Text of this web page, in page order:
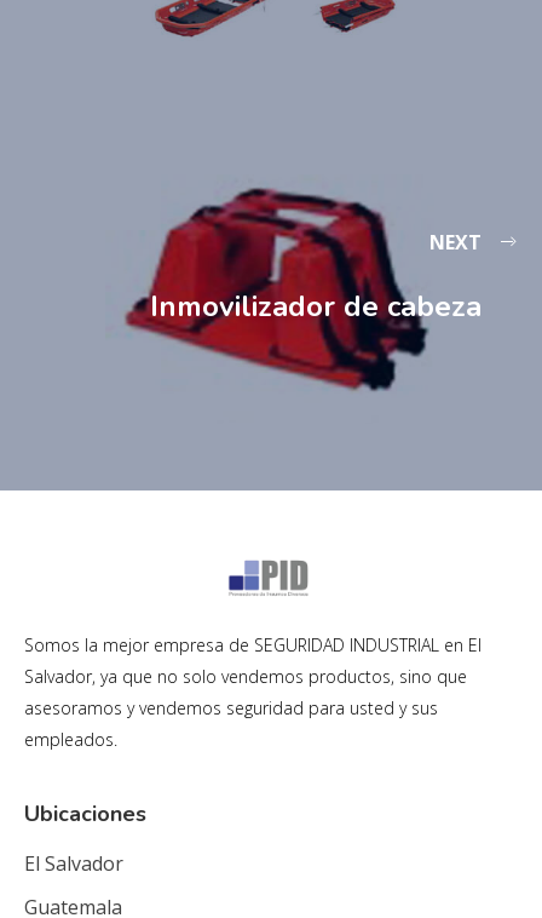
NEXT
Inmovilizador de cabeza
Somos la mejor empresa de SEGURIDAD INDUSTRIAL en El
Salvador, ya que no solo vendemos productos, sino que
asesoramos y vendemos seguridad para usted y sus
empleados.
Ubicaciones
El Salvador
Guatemala